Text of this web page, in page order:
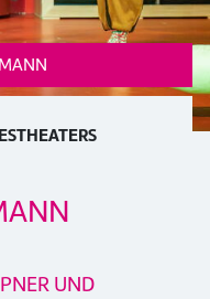
UND